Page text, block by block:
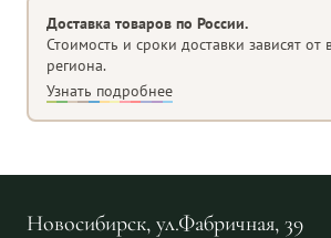
Доставка товаров по России.
Стоимость и сроки доставки зависят от
региона.
Узнать подробнее
Новосибирск, ул.Фабричная, 39